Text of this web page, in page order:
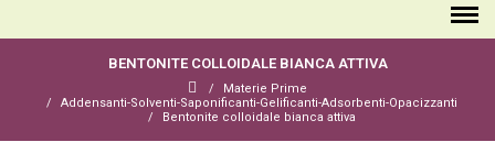
BENTONITE COLLOIDALE BIANCA ATTIVA
Materie Prime
Addensanti-Solventi-Saponificanti-Gelificanti-Adsorbenti-Opacizzanti
Bentonite colloidale bianca attiva